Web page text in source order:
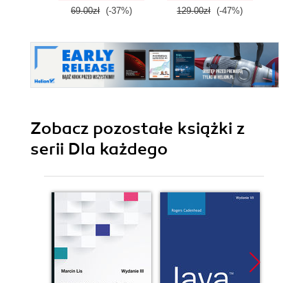
69.00zł (-37%) 129.00zł (-47%)
Zobacz pozostałe książki z
serii Dla każdego